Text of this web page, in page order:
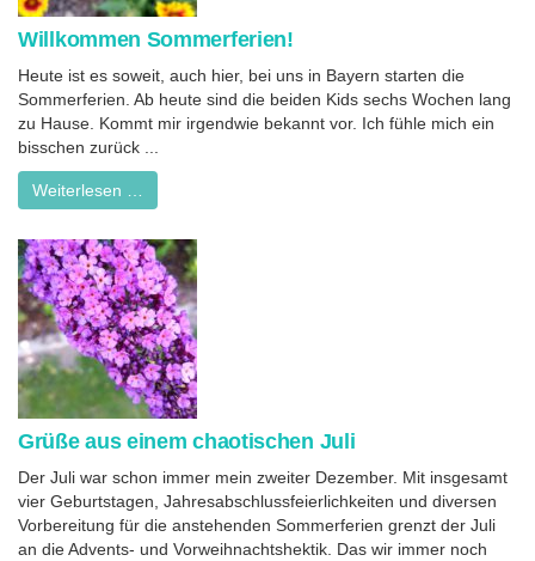
Willkommen Sommerferien!
Heute ist es soweit, auch hier, bei uns in Bayern starten die
Sommerferien. Ab heute sind die beiden Kids sechs Wochen lang
zu Hause. Kommt mir irgendwie bekannt vor. Ich fühle mich ein
bisschen zurück ...
Weiterlesen …
Grüße aus einem chaotischen Juli
Der Juli war schon immer mein zweiter Dezember. Mit insgesamt
vier Geburtstagen, Jahresabschlussfeierlichkeiten und diversen
Vorbereitung für die anstehenden Sommerferien grenzt der Juli
an die Advents- und Vorweihnachtshektik. Das wir immer noch